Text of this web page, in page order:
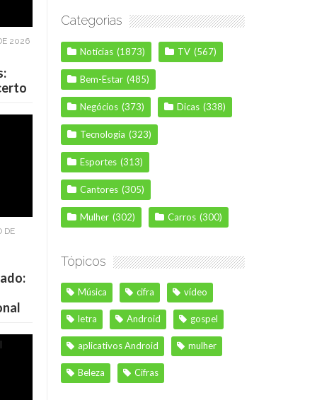
2026
DE
Categorias
Notícias (1873) TV (567)
Bem-Estar (485)
Negócios (373) Dicas (338)
Tecnologia (323)
Esportes (313)
Cantores (305)
Mulher (302) Carros (300)
Tópicos
Música cifra vídeo
letra Android gospel
aplicativos Android mulher
Beleza Cifras